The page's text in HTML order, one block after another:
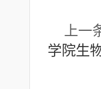
上一
学院生